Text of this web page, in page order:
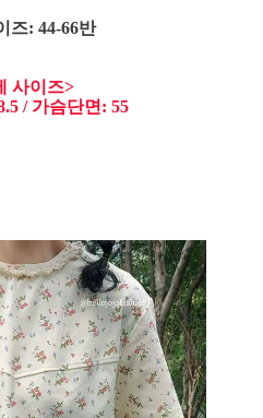
즈: 44-66반
사이즈>
/ 가슴단면: 55